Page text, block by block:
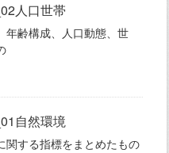
人口世帯
年齢構成、人口動態、世
自然環境
関する指標をまとめたもの